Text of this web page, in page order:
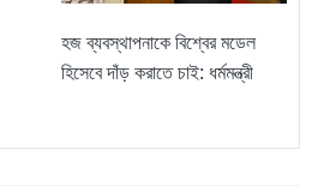
হজ ব্যবস্থাপনাকে বিশ্বের মডেল
হিসেবে দাঁড় করাতে চাই: ধর্মমন্ত্রী